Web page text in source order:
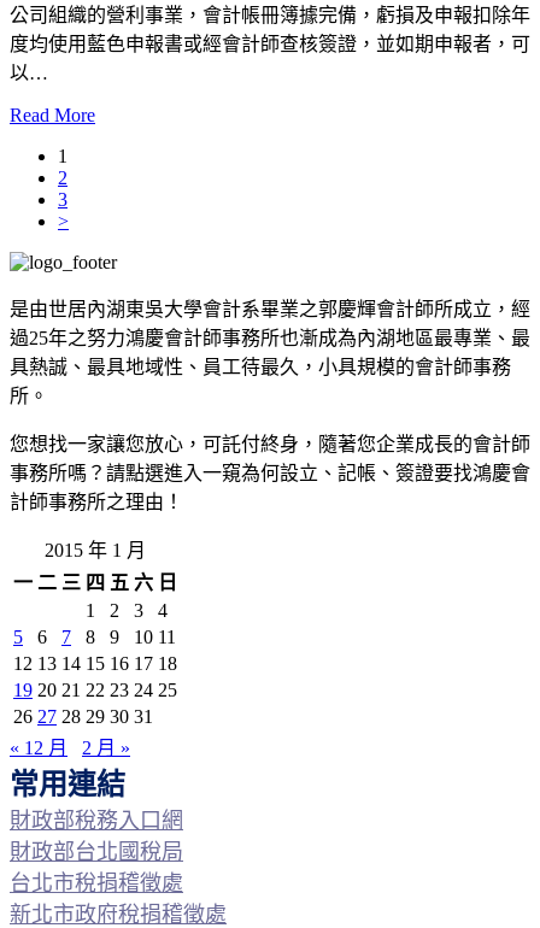
公司組織的營利事業，會計帳冊簿據完備，虧損及申報扣除年
度均使用藍色申報書或經會計師查核簽證，並如期申報者，可
以…
Read More
1
2
3
>
是由世居內湖東吳大學會計系畢業之郭慶輝會計師所成立，經
過25年之努力鴻慶會計師事務所也漸成為內湖地區最專業、最
具熱誠、最具地域性、員工待最久，小具規模的會計師事務
所。
您想找一家讓您放心，可託付終身，隨著您企業成長的會計師
事務所嗎？請點選進入一窺為何設立、記帳、簽證要找鴻慶會
計師事務所之理由！
2015 年 1 月
一 二 三 四 五 六 日
1
2 3
4
5
6 7 8 9 10 11
12 13 14 15 16 17 18
19 20 21 22 23 24 25
26 27 28 29 30 31
« 12 月
2 月 »
常用連結
財政部稅務入口網
財政部台北國稅局
台北市稅捐稽徵處
新北市政府稅捐稽徵處